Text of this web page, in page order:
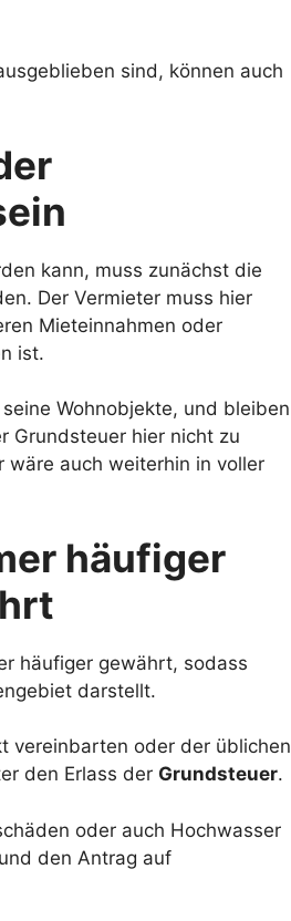
sind, können auch
kann, muss zunächst die
Der Vermieter muss hier
Mieteinnahmen oder
ist.
Wohnobjekte, und bleiben
Grundsteuer hier nicht zu
wäre auch weiterhin in voller
häufiger
häufiger gewährt, sodass
darstellt.
vereinbarten oder der üblichen
den Erlass der Grundsteuer.
oder auch Hochwasser
den Antrag auf